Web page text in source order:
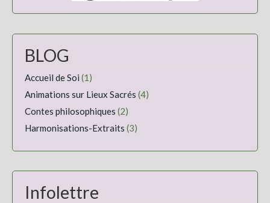
BLOG
Accueil de Soi (1)
Animations sur Lieux Sacrés (4)
Contes philosophiques (2)
Harmonisations-Extraits (3)
Infolettre